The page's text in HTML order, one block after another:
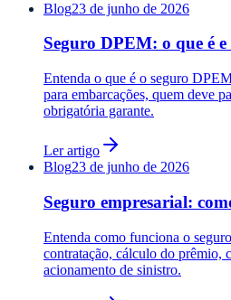
Blog23 de junho de 2026
Seguro DPEM: o que é
Entenda o que é o seguro
para embarcações, quem deve
obrigatória garante.
Ler artigo
Blog23 de junho de 2026
Seguro empresarial:
Entenda como funciona o
contratação, cálculo do prêmio,
acionamento de sinistro.